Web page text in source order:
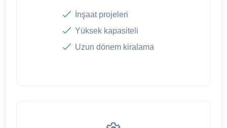
İnşaat projeleri
Yüksek kapasiteli
Uzun dönem kiralama